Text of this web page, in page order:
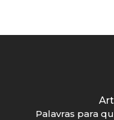
Palavras para